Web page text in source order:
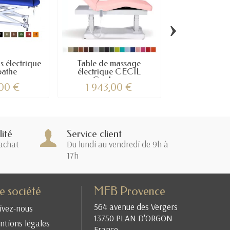
électrique
€
Table de massage
électrique CECIL
Couleurs
1 943,00 €
›
Service client
Du lundi au vendredi de 9h à
17h
société
nous
légales
MFB Provence
564 avenue des Vergers
13750 PLAN D'ORGON